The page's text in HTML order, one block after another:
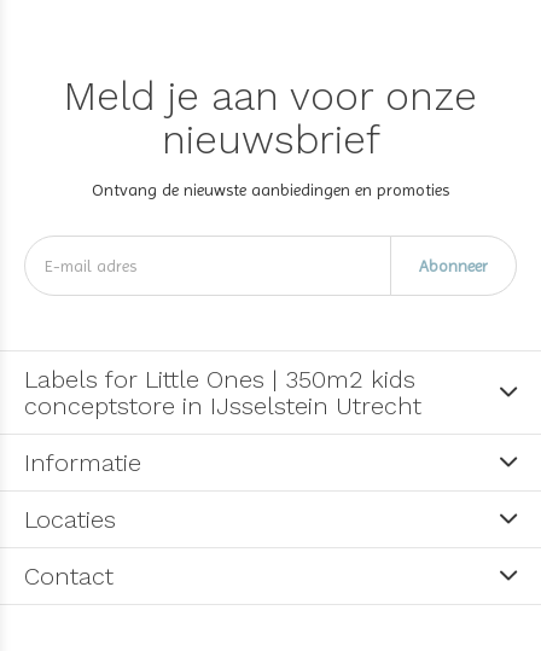
Meld je aan voor onze
nieuwsbrief
Ontvang de nieuwste aanbiedingen en promoties
Abonneer
Labels for Little Ones | 350m2 kids
conceptstore in IJsselstein Utrecht
Informatie
Locaties
Contact